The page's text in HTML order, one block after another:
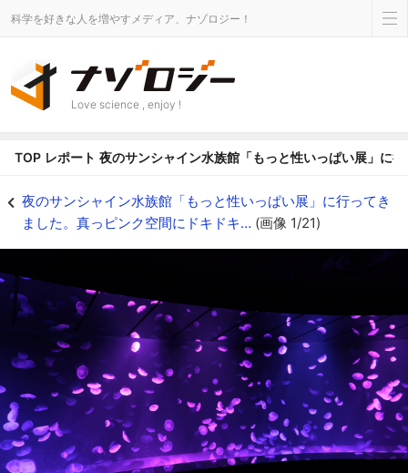
科学を好きな人を増やすメディア、ナゾロジー！
Love science , enjoy !
TOP レポート 夜のサンシャイン水族館「もっと性いっぱい展」に
夜のサンシャイン水族館「もっと性いっぱい展」に行ってき
ました。真っピンク空間にドキドキ… (画像 1/21)